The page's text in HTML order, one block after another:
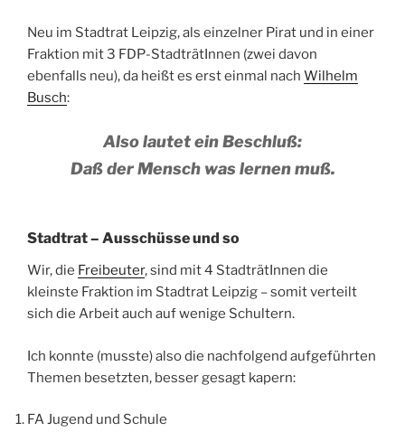
Neu im Stadtrat Leipzig, als einzelner Pirat und in einer
Fraktion mit 3 FDP-StadträtInnen (zwei davon
ebenfalls neu), da heißt es erst einmal nach Wilhelm
Busch:
Also lautet ein Beschluß:
Daß der Mensch was lernen muß.
Stadtrat – Ausschüsse und so
Wir, die Freibeuter, sind mit 4 StadträtInnen die
kleinste Fraktion im Stadtrat Leipzig – somit verteilt
sich die Arbeit auch auf wenige Schultern.
Ich konnte (musste) also die nachfolgend aufgeführten
Themen besetzten, besser gesagt kapern:
FA Jugend und Schule